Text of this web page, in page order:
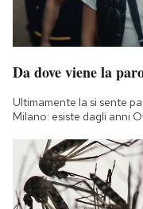
Da dove viene la
Ultimamente la si sente
Milano: esiste dagli anni